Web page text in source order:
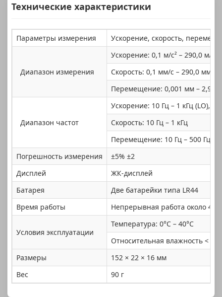
Технические характеристики
Параметры измерения Ускорение, скорость,
Диапазон измерения
Ускорение: 0,1 м/с² – 290,0 м/с²
Скорость: 0,1 мм/с – 290,0 мм/с
Перемещение: 0,001 мм – 2,900
Диапазон частот
Ускорение: 10 Гц – 1 кГц (LO), 1
Скорость: 10 Гц – 1 кГц
Перемещение: 10 Гц – 500 Гц
Погрешность измерения
±5% ±2
Дисплей
ЖК-дисплей
Батарея
Две батарейки типа LR44
Время работы
Непрерывная работа около 4
Условия эксплуатации
Температура: 0°C – 40°C
Относительная влажность <
Размеры
152 × 22 × 16 мм
Вес
90 г